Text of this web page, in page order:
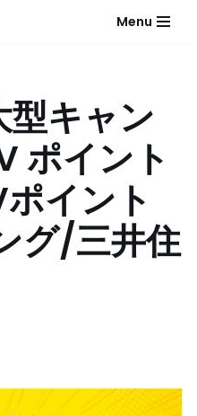
Menu
キャン
ポイント
イント
グ/三井住